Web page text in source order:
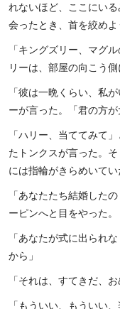
れないほど、ここにい
会ったとき、首を絞めよ
「キングズリー、マグ
リーは、部屋の向こう側
「彼は一晩くらい、私
ーが言った。「君の方が
「ハリー、当ててみて
たトンクスが言った。
には指輪がきらめいてい
「あなたたち結婚した
ーピンへと目をやった。
「あなたが式に出られ
から」
「それは、すてきだ、お
「もういい、もういい